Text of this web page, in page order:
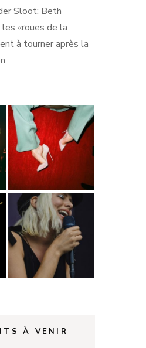
Sloot: Beth
«roues de la
à tourner après la
À VENIR